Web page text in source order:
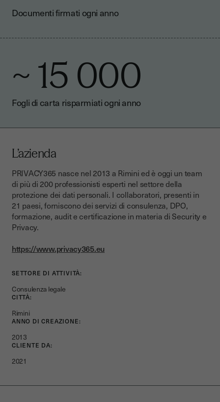
Documenti firmati ogni anno
~ 15 000
Fogli di carta risparmiati ogni anno
L’azienda
PRIVACY365 nasce nel 2013 a Rimini ed è oggi un team
di più di 200 professionisti esperti nel settore della
protezione dei dati personali. I collaboratori, presenti in
21 paesi, forniscono dei servizi di consulenza, DPO,
formazione, audit e certificazione in materia di Security e
Privacy.
https://www.privacy365.eu
SETTORE DI ATTIVITÀ:
Consulenza legale
CITTÀ:
Rimini
ANNO DI CREAZIONE:
2013
CLIENTE DA:
2021